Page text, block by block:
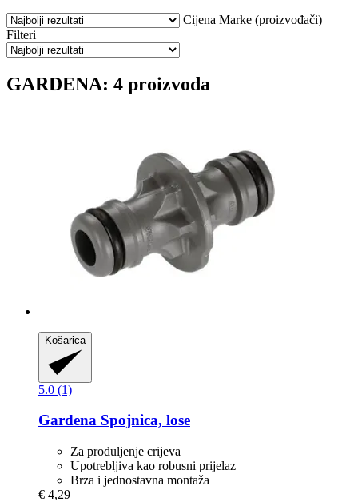
Cijena Marke (proizvođači)
Filteri
GARDENA: 4 proizvoda
Košarica
5.0 (1)
Gardena Spojnica, lose
Za produljenje crijeva
Upotrebljiva kao robusni prijelaz
Brza i jednostavna montaža
€ 4,29